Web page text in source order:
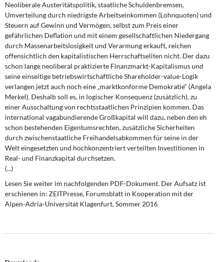
Wirtschaftspolitik
Steuer- und Finanzpolitik
Öffentliche Infrastruktur und Daseinsvorsorge
Eurokrise und Griechenland
DIE LINKE
Weitere Themen
Memo-Gruppe
Institut Solidarische Moderne
Rosa-Luxemburg-Stiftung
Neoliberale Austeritätspolitik, staatliche Schuldenbremsen,
Umverteilung durch niedrigste Arbeitseinkommen (Lohnquoten) und
Steuern auf Gewinn und Vermögen, selbst zum Preis einer
gefährlichen Deflation und mit einem gesellschaftlichen Niedergang
durch Massenarbeitslosigkeit und Verarmung erkauft, reichen
offensichtlich den kapitalistischen Herrschaftseliten nicht. Der dazu
schon lange neoliberal praktizierte Finanzmarkt-Kapitalismus und
seine einseitige betriebswirtschaftliche Shareholder-value-Logik
verlangen jetzt auch noch eine „marktkonforme Demokratie“ (Angela
Merkel). Deshalb soll es, in logischer Konsequenz (zusätzlich), zu
einer Ausschaltung von rechtsstaatlichen Prinzipien kommen. Das
international vagabundierende Großkapital will dazu, neben den eh
schon bestehenden Eigentumsrechten, zusätzliche Sicherheiten
durch zwischenstaatliche Freihandelsabkommen für seine in der
Welt eingesetzten und hochkonzentriert verteilten Investitionen in
Real- und Finanzkapital durchsetzen.
(...)
Lesen Sie weiter im nachfolgenden PDF-Dokument. Der Aufsatz ist
erschienen in: ZEITPresse, Forumsblatt in Kooperation mit der
Alpen-Adria-Universität Klagenfurt, Sommer 2016